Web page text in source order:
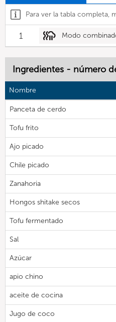
Para ver la tabla completa,
1 Modo
Ingredientes - número
Nombre
Panceta de cerdo
Tofu frito
Ajo picado
Chile picado
Zanahoria
Hongos shitake secos
Tofu fermentado
Sal
Azúcar
apio chino
aceite de cocina
Jugo de coco